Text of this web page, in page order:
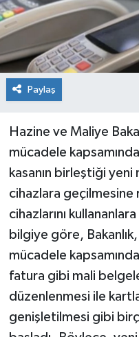
Paylaş
Hazine ve Maliye
mücadele
kasanın birleştiği
cihazlara geçilmesine
cihazlarını
bilgiye göre,
mücadele
fatura gibi mali
düzenlenmesi ile
genişletilmesi gibi